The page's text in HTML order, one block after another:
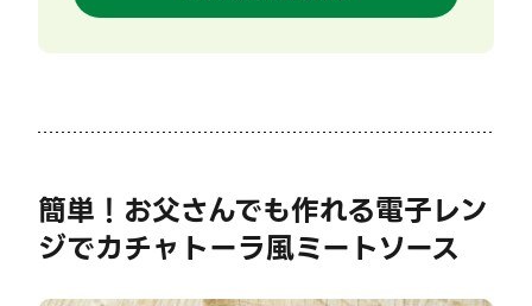
簡単！お父さんでも作れる電子レン
ジでカチャトーラ風ミートソース